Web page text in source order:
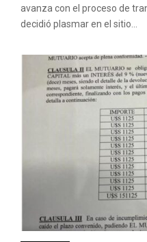
avanza con el proceso de
decidió plasmar en el sitio...